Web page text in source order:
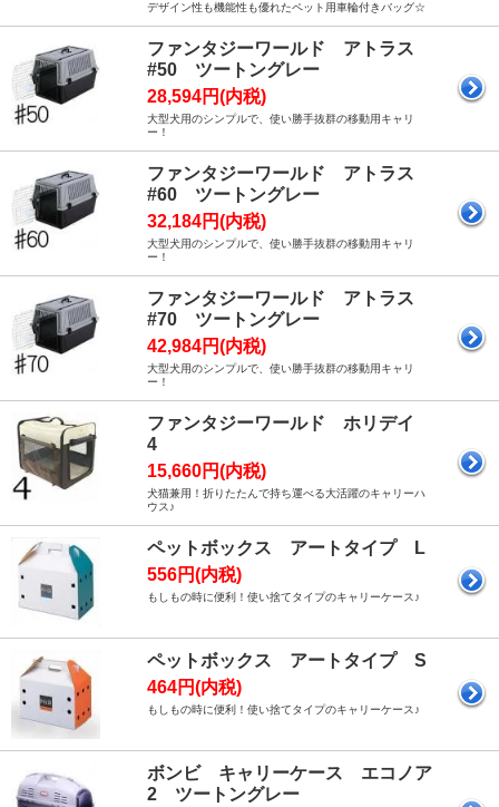
デザイン性も機能性も優れたペット用車輪付きバッグ☆
ファンタジーワールド アトラス
#50 ツートングレー
28,594円(内税)
大型犬用のシンプルで、使い勝手抜群の移動用キャリ
ー！
ファンタジーワールド アトラス
#60 ツートングレー
32,184円(内税)
大型犬用のシンプルで、使い勝手抜群の移動用キャリ
ー！
ファンタジーワールド アトラス
#70 ツートングレー
42,984円(内税)
大型犬用のシンプルで、使い勝手抜群の移動用キャリ
ー！
ファンタジーワールド ホリデイ
4
15,660円(内税)
犬猫兼用！折りたたんで持ち運べる大活躍のキャリーハ
ウス♪
ペットボックス アートタイプ L
556円(内税)
もしもの時に便利！使い捨てタイプのキャリーケース♪
ペットボックス アートタイプ S
464円(内税)
もしもの時に便利！使い捨てタイプのキャリーケース♪
ボンビ キャリーケース エコノア
2 ツートングレー